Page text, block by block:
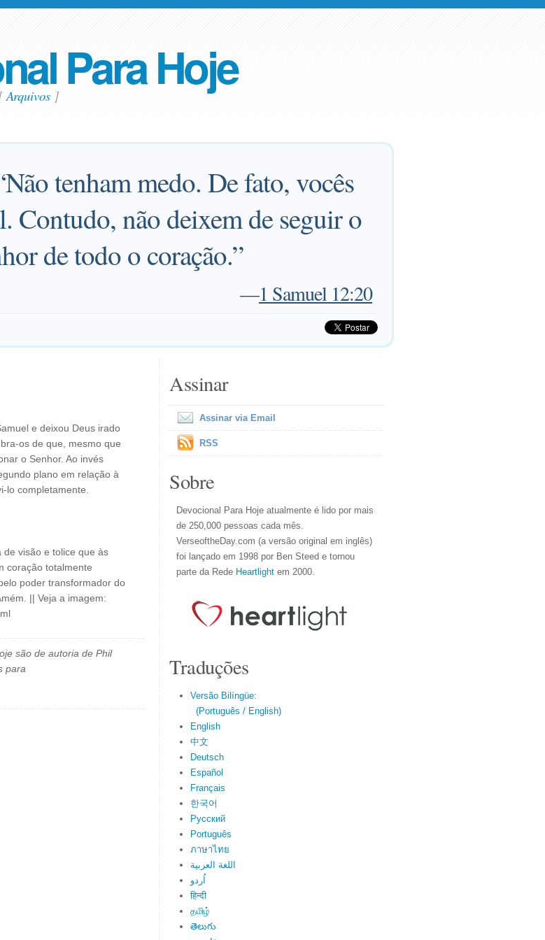
Para Hoje
Arquivos]
tenham medo. De fato, vocês
Contudo, não deixem de seguir o
de todo o coração.”
—1 Samuel 12:20
e deixou Deus irado
os de que, mesmo que
o Senhor. Ao invés
plano em relação à
lo completamente.
de visão e tolice que às
coração totalmente
poder transformador do
|| Veja a imagem:
são de autoria de Phil
para
Assinar
Assinar via Email
RSS
Sobre
Devocional Para Hoje atualmente é lido por mais
de 250,000 pessoas cada mês.
VerseoftheDay.com (a versão original em inglês)
foi lançado em 1998 por Ben Steed e tornou
parte da Rede Heartlight em 2000.
Traduções
Versão Bilíngüe:
(Português / English)
English
中文
Deutsch
Español
Français
한국어
Русский
Português
ภาษาไทย
اللغة العربية
اُردو
हिन्दी
தமிழ்
తెలుగు